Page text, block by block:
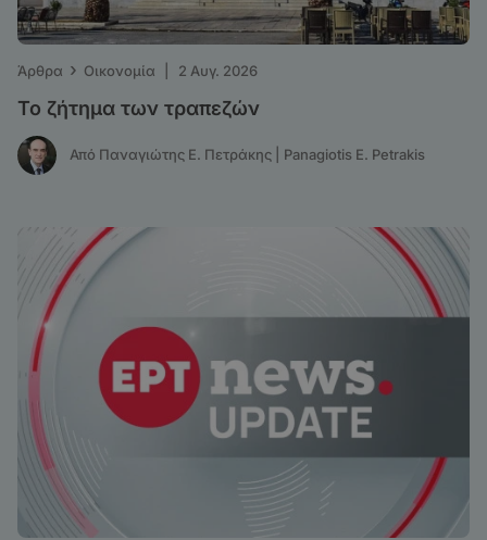
Άρθρα › Οικονομία 2 Αυγ. 2026
Το ζήτημα των τραπεζών
Από Παναγιώτης Ε. Πετράκης | Panagiotis E. Petrakis